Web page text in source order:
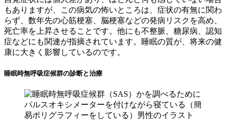
もありますが、この病気の怖いところは、症状の有無に関わ
らず、数年先の心筋梗塞、脳梗塞などの発病リスクを高め、
死亡率を上昇させることです。他にも不整脈、糖尿病、認知
症などにも関連が指摘されています。睡眠の質が、将来の健
康に大きく影響しているのです。
睡眠時無呼吸症候群の診断と治療